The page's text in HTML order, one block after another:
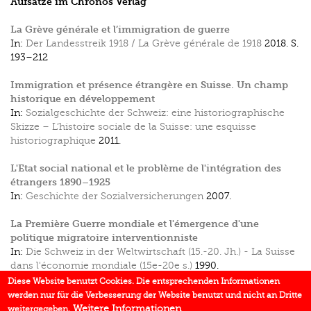
La Grève générale et l’immigration de guerre
In: Der Landesstreik 1918 / La Grève générale de 1918 2018. S.
193–212
Immigration et présence étrangère en Suisse. Un champ
historique en développement
In: Sozialgeschichte der Schweiz: eine historiographische
Skizze – L‘histoire sociale de la Suisse: une esquisse
historiographique 2011.
L'Etat social national et le problème de l'intégration des
étrangers 1890–1925
In: Geschichte der Sozialversicherungen 2007.
La Première Guerre mondiale et l'émergence d'une
politique migratoire interventionniste
In: Die Schweiz in der Weltwirtschaft (15.-20. Jh.) - La Suisse
dans l'économie mondiale (15e-20e s.) 1990.
Les échanges entre la France et la Suisse au XIXe siècle.
Liberalisme ou protectionisme
Diese Website benutzt Cookies. Die entsprechenden Informationen
werden nur für die Verbesserung der Website benutzt und nicht an Dritte
weitergegeben. Weitere Informationen